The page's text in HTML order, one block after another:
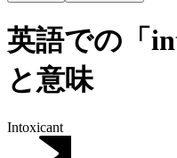
英語での「
と意味
Intoxicant